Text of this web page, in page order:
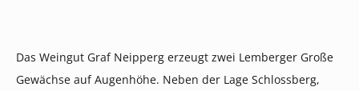
Das Weingut Graf Neipperg erzeugt zwei Lemberger Große
Gewächse auf Augenhöhe. Neben der Lage Schlossberg,